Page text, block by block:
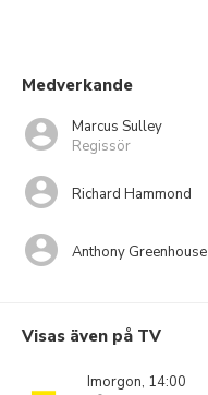
Medverkande
Marcus Sulley
Regissör
Richard Hammond
Anthony Greenhouse
Visas även på TV
Imorgon, 14:00